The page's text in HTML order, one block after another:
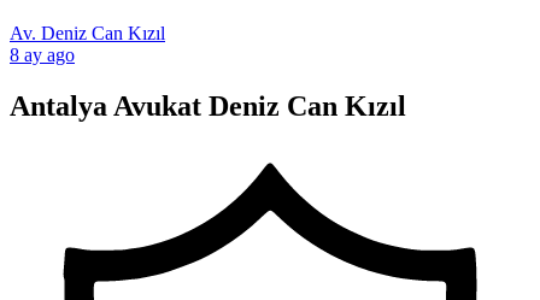
Av. Deniz Can Kızıl
8 ay ago
Antalya Avukat Deniz Can Kızıl